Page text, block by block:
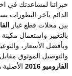
خبرائنا لمساعدتك في
الدائم بآخر التطورات
بين محلات قطع غيار
بالتغيير واستعمال
وبأفضل الأسعار،
والتوصيل الموثوق
الفاروميو 2016